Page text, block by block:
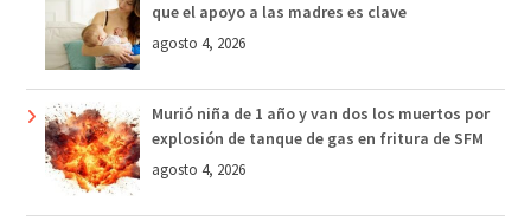
que el apoyo a las madres es clave
agosto 4, 2026
Murió niña de 1 año y van dos los muertos por
explosión de tanque de gas en fritura de SFM
agosto 4, 2026